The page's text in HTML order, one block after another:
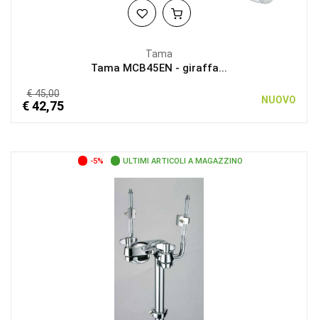
Tama
Tama MCB45EN - giraffa...
€ 45,00
€ 42,75 NUOVO
-5% ULTIMI ARTICOLI A MAGAZZINO